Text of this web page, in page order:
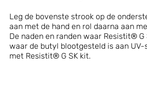
Leg de bovenste strook op de
aan met de hand en rol daarna aan
De naden en randen waar Resistit® G
waar de butyl blootgesteld is aan
met Resistit® G SK kit.